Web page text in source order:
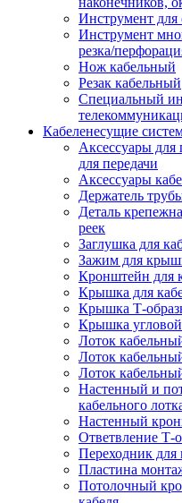
Инструмент для
Инструмент
резка/
Нож кабельный
Резак кабельный
Специальный
Кабеленесущие
Аксессуары для
для передачи
Аксессуары
Держатель
Деталь
реек
Заглушка для
Зажим для
Кронштейн для
Крышка для
Крышка Т-
Крышка угловой
Лоток
Лоток
Лоток
Настенный и
кабельного
Настенный
Ответвление Т-
Переходник для
Пластина
Потолочный